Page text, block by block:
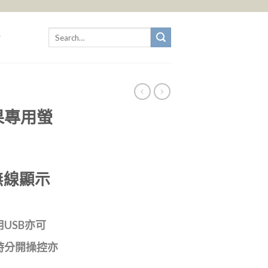
專用螢
顯示
USB亦可
分開操控亦